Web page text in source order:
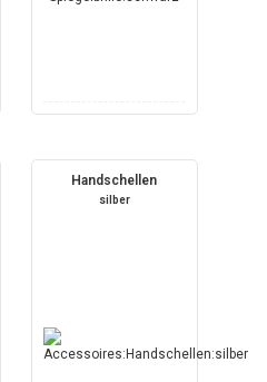
Handschellen
silber